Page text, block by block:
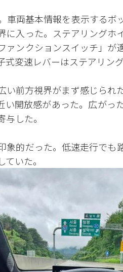
車両基本情報を表示するボ
に入った。ステアリングホ
ァンクションスイッチ」が
変速レバーはステアリン
い前方視界がまず感じられ
い開放感があった。広がっ
した。
象的だった。低速走行でも
いた。